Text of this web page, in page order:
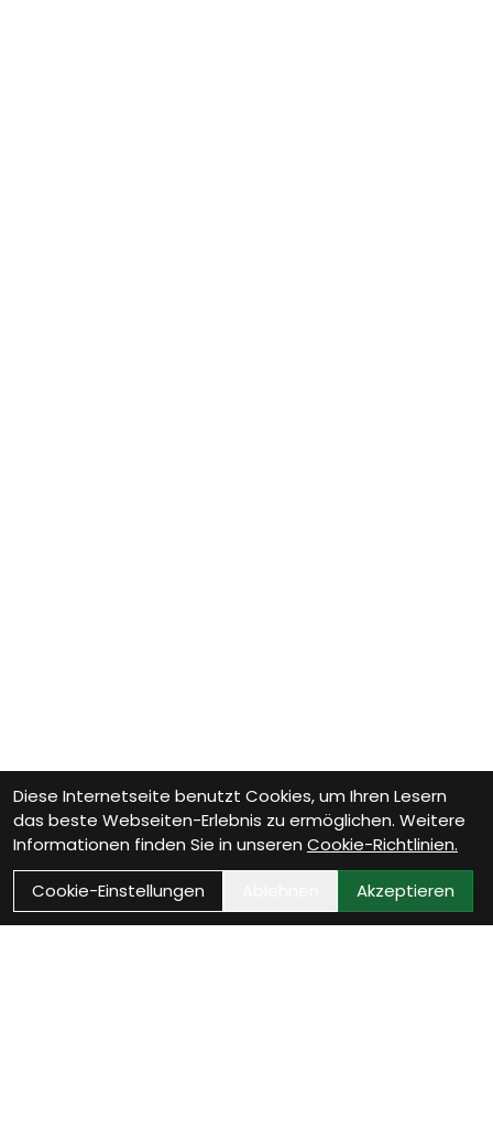
Diese Internetseite benutzt Cookies, um Ihren Lesern
das beste Webseiten-Erlebnis zu ermöglichen. Weitere
Informationen finden Sie in unseren Cookie-Richtlinien.
Cookie-Einstellungen
Akzeptieren